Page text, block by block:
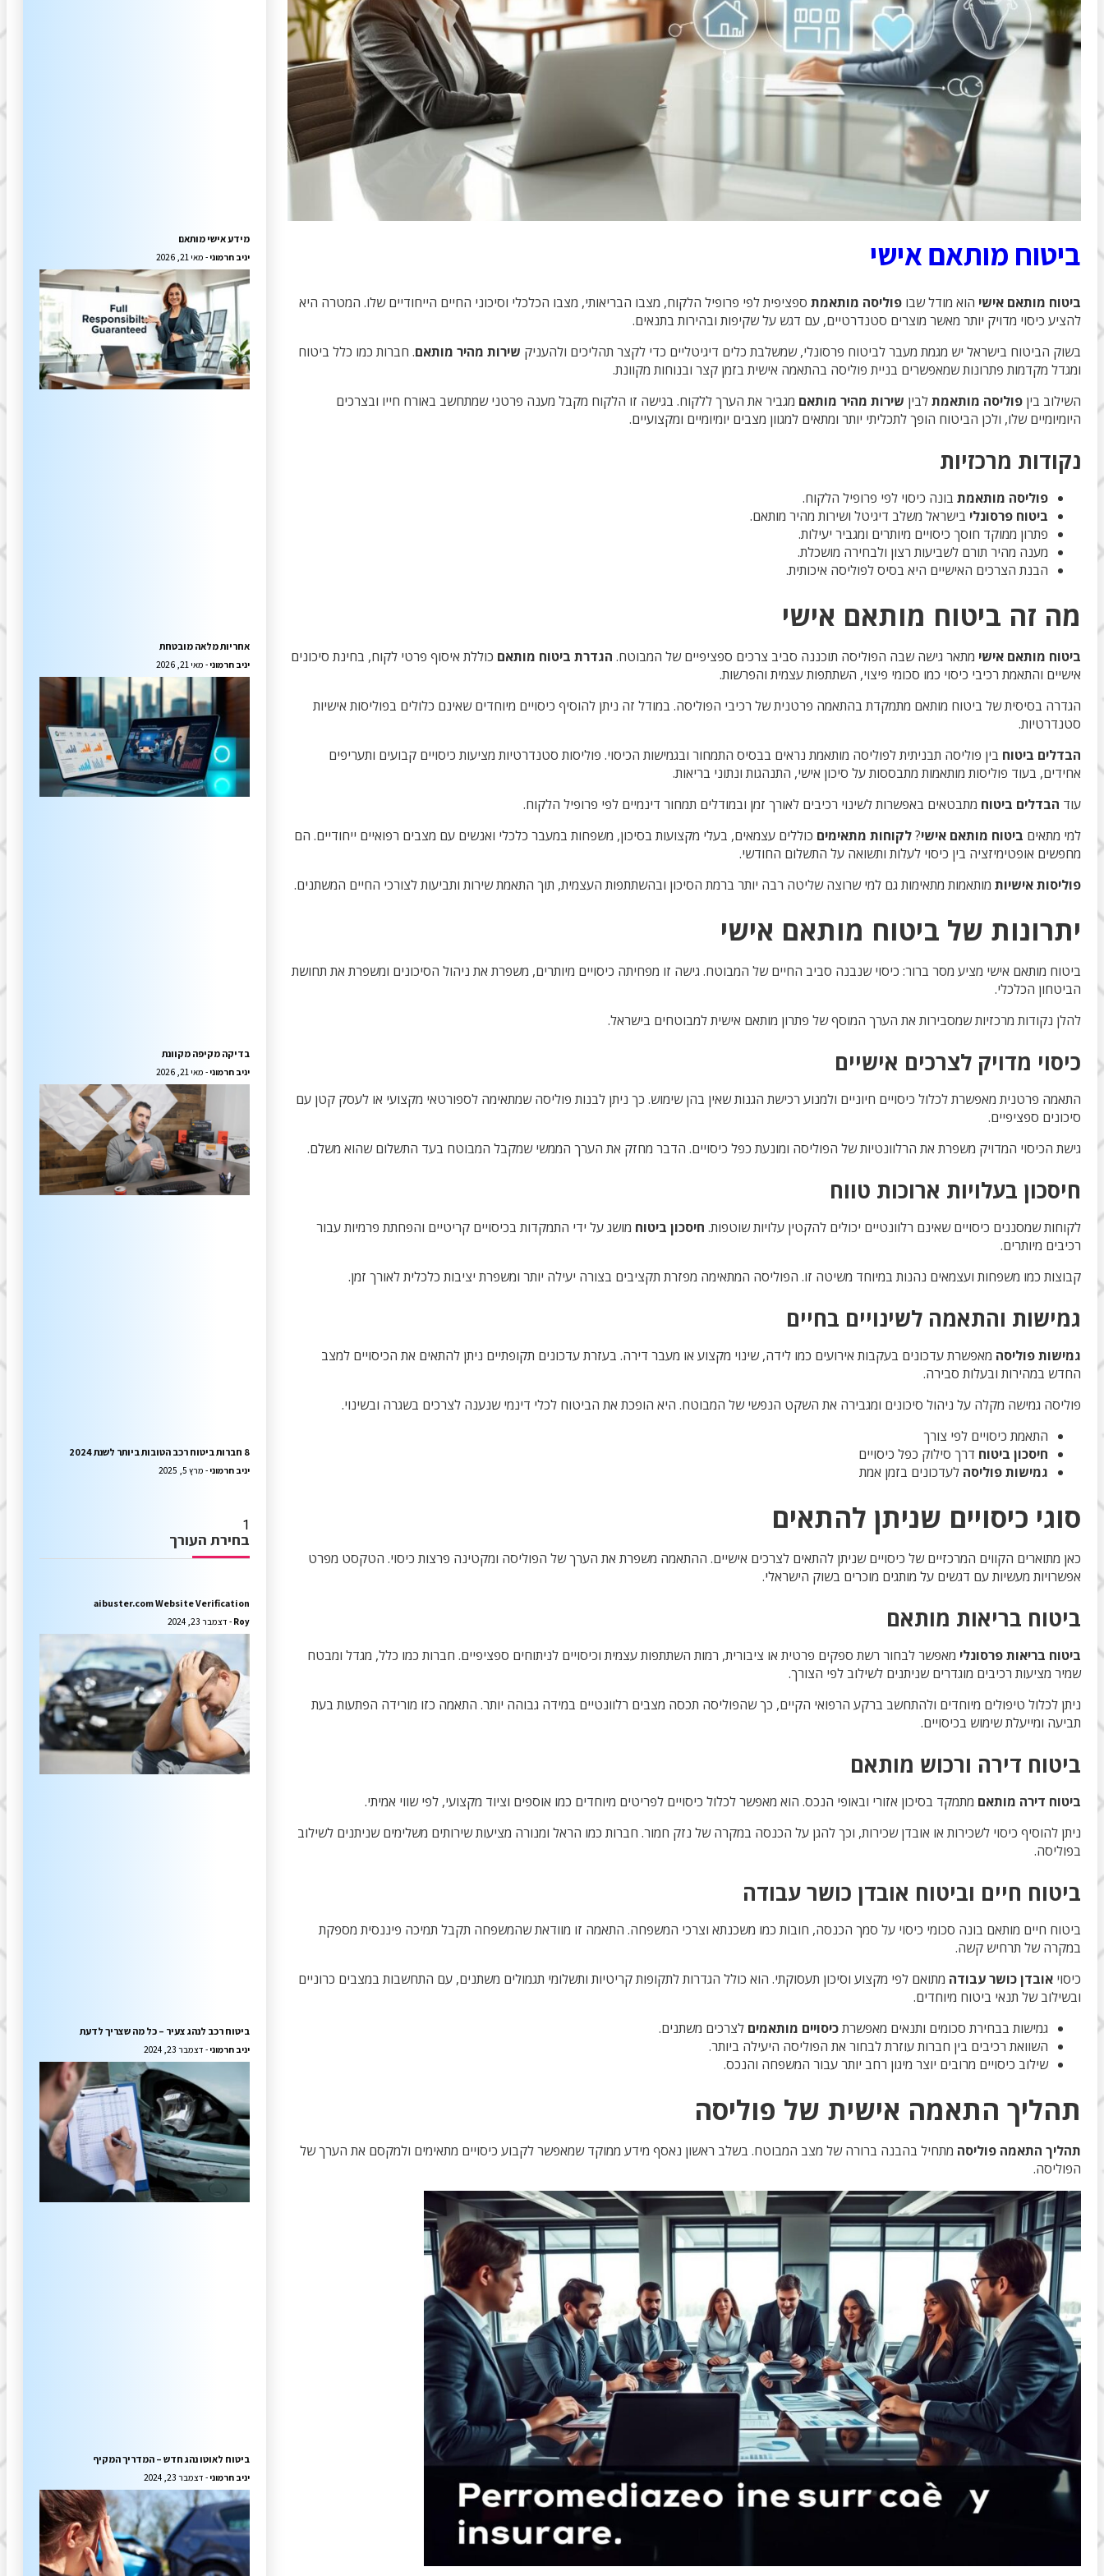
ביטוח מותאם אישי
ביטוח מותאם אישי הוא מודל שבו פוליסה מותאמת ספציפית לפי פרופיל הלקוח, מצבו הבריאותי, מצבו הכלכלי וסיכוני החיים הייחודיים שלו. המטרה היא
להציע כיסוי מדויק יותר מאשר מוצרים סטנדרטיים, עם דגש על שקיפות ובהירות בתנאים.
בשוק הביטוח בישראל יש מגמת מעבר לביטוח פרסונלי, שמשלבת כלים דיגיטליים כדי לקצר תהליכים ולהעניק שירות מהיר מותאם. חברות כמו כלל ביטוח
ומגדל מקדמות פתרונות שמאפשרים בניית פוליסה בהתאמה אישית בזמן קצר ובנוחות מקוונת.
השילוב בין פוליסה מותאמתלבין שירות מהיר מותאם מגביר את הערך ללקוח. בגישה זו הלקוח מקבל מענה פרטני שמתחשב באורח חייו ובצרכים
היומיומיים שלו, ולכן הביטוח הופך לתכליתי יותר ומתאים למגוון מצבים יומיומיים ומקצועיים.
נקודות מרכזיות
פוליסה מותאמת בונה כיסוי לפי פרופיל הלקוח.
ביטוח פרסונלי בישראל משלב דיגיטל ושירות מהיר מותאם.
פתרון ממוקד חוסך כיסויים מיותרים ומגביר יעילות.
מענה מהיר תורם לשביעות רצון ולבחירה מושכלת.
הבנת הצרכים האישיים היא בסיס לפוליסה איכותית.
מה זה ביטוח מותאם אישי
ביטוח מותאם אישי מתאר גישה שבה הפוליסה תוכננה סביב צרכים ספציפיים של המבוטח. הגדרת ביטוח מותאם כוללת איסוף פרטי לקוח, בחינת סיכונים
אישיים והתאמת רכיבי כיסוי כמו סכומי פיצוי, השתתפות עצמית והפרשות.
הגדרה בסיסית של ביטוח מותאם מתמקדת בהתאמה פרטנית של רכיבי הפוליסה. במודל זה ניתן להוסיף כיסויים מיוחדים שאינם כלולים בפוליסות אישיות
סטנדרטיות.
הבדלים ביטוח בין פוליסה תבניתית לפוליסה מותאמת נראים בבסיס התמחור ובגמישות הכיסוי. פוליסות סטנדרטיות מציעות כיסויים קבועים ותעריפים
אחידים, בעוד פוליסות מותאמות מתבססות על סיכון אישי, התנהגות ונתוני בריאות.
עוד הבדלים ביטוח מתבטאים באפשרות לשינוי רכיבים לאורך זמן ובמודלים תמחור דינמיים לפי פרופיל הלקוח.
למי מתאים ביטוח מותאם אישי?לקוחות מתאימים כוללים עצמאים, בעלי מקצועות בסיכון, משפחות במעבר כלכלי ואנשים עם מצבים רפואיים ייחודיים. הם
מחפשים אופטימיזציה בין כיסוי לעלות ותשואה על התשלום החודשי.
פוליסות אישיות מותאמות מתאימות גם למי שרוצה שליטה רבה יותר ברמת הסיכון ובהשתתפות העצמית, תוך התאמת שירות ותביעות לצורכי החיים המשתנים.
יתרונות של ביטוח מותאם אישי
ביטוח מותאם אישי מציע מסר ברור: כיסוי שנבנה סביב החיים של המבוטח. גישה זו מפחיתה כיסויים מיותרים, משפרת את ניהול הסיכונים ומשפרת את תחושת
הביטחון הכלכלי.
להלן נקודות מרכזיות שמסבירות את הערך המוסף של פתרון מותאם אישית למבוטחים בישראל.
כיסוי מדויק לצרכים אישיים
התאמה פרטנית מאפשרת לכלול כיסויים חיוניים ולמנוע רכישת הגנות שאין בהן שימוש. כך ניתן לבנות פוליסה שמתאימה לספורטאי מקצועי או לעסק קטן עם
סיכונים ספציפיים.
גישת הכיסוי המדויק משפרת את הרלוונטיות של הפוליסה ומונעת כפל כיסויים. הדבר מחזק את הערך הממשי שמקבל המבוטח בעד התשלום שהוא משלם.
חיסכון בעלויות ארוכות טווח
לקוחות שמסננים כיסויים שאינם רלוונטיים יכולים להקטין עלויות שוטפות. חיסכון ביטוח מושג על ידי התמקדות בכיסויים קריטיים והפחתת פרמיות עבור
רכיבים מיותרים.
קבוצות כמו משפחות ועצמאים נהנות במיוחד משיטה זו. הפוליסה המתאימה מפזרת תקציבים בצורה יעילה יותר ומשפרת יציבות כלכלית לאורך זמן.
גמישות והתאמה לשינויים בחיים
גמישות פוליסה מאפשרת עדכונים בעקבות אירועים כמו לידה, שינוי מקצוע או מעבר דירה. בעזרת עדכונים תקופתיים ניתן להתאים את הכיסויים למצב
החדש במהירות ובעלות סבירה.
פוליסה גמישה מקלה על ניהול סיכונים ומגבירה את השקט הנפשי של המבוטח. היא הופכת את הביטוח לכלי דינמי שנענה לצרכים בשגרה ובשינוי.
התאמת כיסויים לפי צורך
חיסכון ביטוח דרך סילוק כפל כיסויים
גמישות פוליסה לעדכונים בזמן אמת
סוגי כיסויים שניתן להתאים
כאן מתוארים הקווים המרכזיים של כיסויים שניתן להתאים לצרכים אישיים. ההתאמה משפרת את הערך של הפוליסה ומקטינה פרצות כיסוי. הטקסט מפרט
אפשרויות מעשיות עם דגשים על מותגים מוכרים בשוק הישראלי.
ביטוח בריאות מותאם
ביטוח בריאות פרסונלי מאפשר לבחור רשת ספקים פרטית או ציבורית, רמות השתתפות עצמית וכיסויים לניתוחים ספציפיים. חברות כמו כלל, מגדל ומבטח
שמיר מציעות רכיבים מוגדרים שניתנים לשילוב לפי הצורך.
ניתן לכלול טיפולים מיוחדים ולהתחשב ברקע הרפואי הקיים, כך שהפוליסה תכסה מצבים רלוונטיים במידה גבוהה יותר. התאמה כזו מורידה הפתעות בעת
תביעה ומייעלת שימוש בכיסויים.
ביטוח דירה ורכוש מותאם
ביטוח דירה מותאם מתמקד בסיכון אזורי ובאופי הנכס. הוא מאפשר לכלול כיסויים לפריטים מיוחדים כמו אוספים וציוד מקצועי, לפי שווי אמיתי.
ניתן להוסיף כיסוי לשכירות או אובדן שכירות, וכך להגן על הכנסה במקרה של נזק חמור. חברות כמו הראל ומנורה מציעות שירותים משלימים שניתנים לשילוב
בפוליסה.
ביטוח חיים וביטוח אובדן כושר עבודה
ביטוח חיים מותאם בונה סכומי כיסוי על סמך הכנסה, חובות כמו משכנתא וצרכי המשפחה. התאמה זו מוודאת שהמשפחה תקבל תמיכה פיננסית מספקת
במקרה של תרחיש קשה.
כיסוי אובדן כושר עבודה מתואם לפי מקצוע וסיכון תעסוקתי. הוא כולל הגדרות לתקופות קריטיות ותשלומי תגמולים משתנים, עם התחשבות במצבים כרוניים
ובשילוב של תנאי ביטוח מיוחדים.
גמישות בבחירת סכומים ותנאים מאפשרתכיסויים מותאמים לצרכים משתנים.
השוואת רכיבים בין חברות עוזרת לבחור את הפוליסה היעילה ביותר.
שילוב כיסויים מרובים יוצר מיגון רחב יותר עבור המשפחה והנכס.
תהליך התאמה אישית של פוליסה
תהליך התאמה פוליסה מתחיל בהבנה ברורה של מצב המבוטח. בשלב ראשון נאסף מידע ממוקד שמאפשר לקבוע כיסויים מתאימים ולמקסם את הערך של
הפוליסה.
מידע אישי מותאם
יניב חרמוני מאי 21, 2026
אחריות מלאה מובטחת
יניב חרמוני מאי 21, 2026
בדיקה מקיפה מקוונת
יניב חרמוני מאי 21, 2026
8 חברות ביטוח רכב הטובות ביותר לשנת 2024
יניב חרמוני מרץ 5, 2025
בחירת העורך
aibuster.com Website Verification
Roy דצמבר 23, 2024
ביטוח רכב לנהג צעיר – כל מה שצריך לדעת
יניב חרמוני דצמבר 23, 2024
ביטוח לאוטו נהג חדש – המדריך המקיף
יניב חרמוני דצמבר 23, 2024